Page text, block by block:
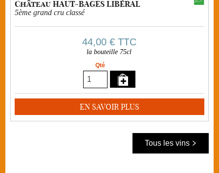
Château HAUT-BAGES LIBÉRAL
5ème grand cru classé
44,00 €TTC
la bouteille 75cl
Qté
EN SAVOIR PLUS
Tous les vins